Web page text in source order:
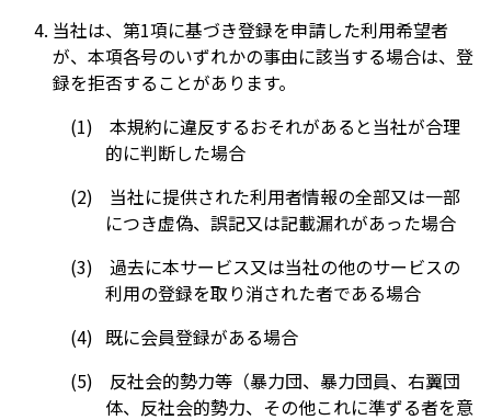
当社は、第1項に基づき登録を申請した利用希望者
が、本項各号のいずれかの事由に該当する場合は、登
録を拒否することがあります。
本規約に違反するおそれがあると当社が合理
的に判断した場合
当社に提供された利用者情報の全部又は一部
につき虚偽、誤記又は記載漏れがあった場合
過去に本サービス又は当社の他のサービスの
利用の登録を取り消された者である場合
既に会員登録がある場合
反社会的勢力等（暴力団、暴力団員、右翼団
体、反社会的勢力、その他これに準ずる者を意